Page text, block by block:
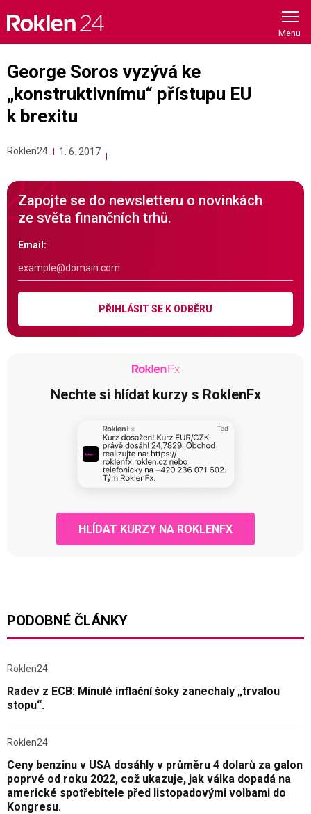
content
George Soros vyzývá ke
„konstruktivnímu“ přístupu EU
k brexitu
Roklen24 1. 6. 2017
Zapojte se do newsletteru o novinkách
ze světa finančních trhů.
Email:
PŘIHLÁSIT SE K ODBĚRU
Nechte si hlídat kurzy s RoklenFx
HLÍDAT KURZY NA ROKLENFX
PODOBNÉ ČLÁNKY
Roklen24
Radev z ECB: Minulé inflační šoky zanechaly „trvalou
stopu“.
Roklen24
Ceny benzinu v USA dosáhly v průměru 4 dolarů za galon
poprvé od roku 2022, což ukazuje, jak válka dopadá na
americké spotřebitele před listopadovými volbami do
Kongresu.